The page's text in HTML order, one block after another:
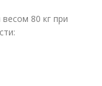
80 кг при